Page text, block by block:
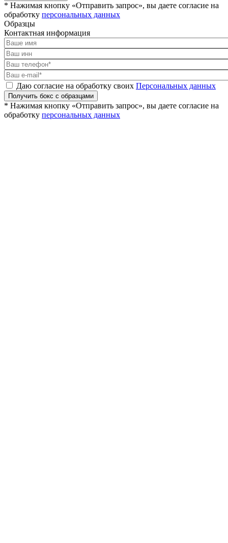
* Нажимая кнопку «Отправить запрос», вы даете согласие на
обработку персональных данных
Образцы
Контактная информация
Даю согласие на обработку своих Персональных данных
Получить бокс с образцами
* Нажимая кнопку «Отправить запрос», вы даете согласие на
обработку персональных данных